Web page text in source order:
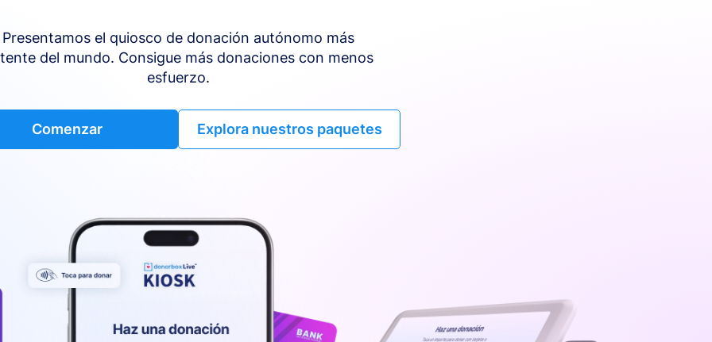
Presentamos el quiosco de donación autónomo más
del mundo. Consigue más donaciones con menos
esfuerzo.
Comenzar Explora nuestros paquetes